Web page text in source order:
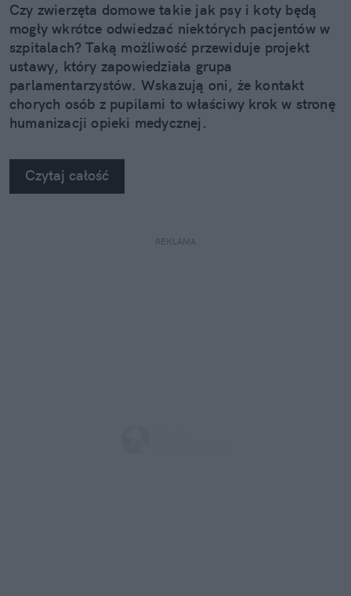
Czy zwierzęta domowe takie jak psy i koty będą
mogły wkrótce odwiedzać niektórych pacjentów w
szpitalach? Taką możliwość przewiduje projekt
ustawy, który zapowiedziała grupa
parlamentarzystów. Wskazują oni, że kontakt
chorych osób z pupilami to właściwy krok w stronę
humanizacji opieki medycznej.
Czytaj całość
REKLAMA